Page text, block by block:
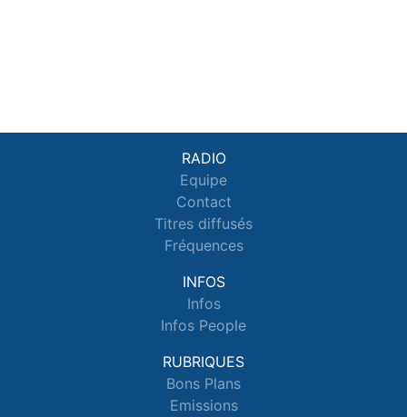
RADIO
Equipe
Contact
Titres diffusés
Fréquences
INFOS
Infos
Infos People
RUBRIQUES
Bons Plans
Emissions